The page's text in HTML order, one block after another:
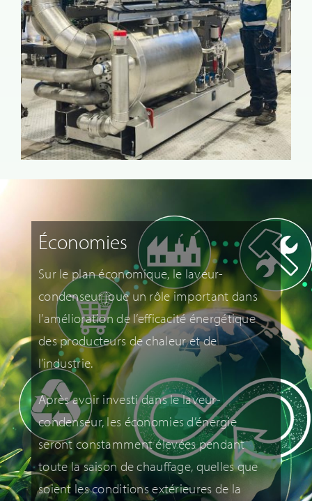
Économies
Sur le plan économique, le laveur-
condenseur joue un rôle important dans
l’amélioration de l’efficacité énergétique
des producteurs de chaleur et de
l’industrie.
Après avoir investi dans le laveur-
condenseur, les économies d’énergie
seront constamment élevées pendant
toute la saison de chauffage, quelles que
soient les conditions extérieures de la